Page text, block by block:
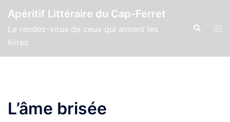
Apéritif Littéraire du Cap-Ferret
Le rendez-vous de ceux qui aiment les
livres
L’âme brisée